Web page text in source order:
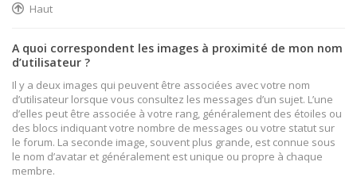
Haut
A quoi correspondent les images à proximité de mon nom
d’utilisateur ?
Il y a deux images qui peuvent être associées avec votre nom
d’utilisateur lorsque vous consultez les messages d’un sujet. L’une
d’elles peut être associée à votre rang, généralement des étoiles ou
des blocs indiquant votre nombre de messages ou votre statut sur
le forum. La seconde image, souvent plus grande, est connue sous
le nom d’avatar et généralement est unique ou propre à chaque
membre.